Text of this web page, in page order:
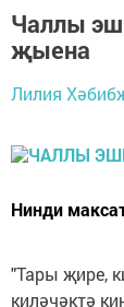
Чаллы
җыена
Лилия
Нинди
"Тары җире,
киләчәктә